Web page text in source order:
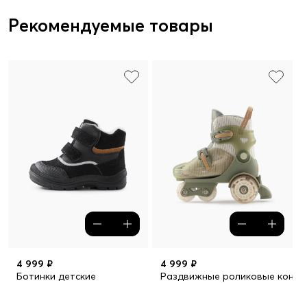
Рекомендуемые товары
4 999 ₽
Ботинки детские
4 999 ₽
Раздвижные роликовые коньки